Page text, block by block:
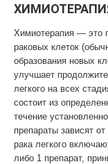
Химиотерапия — это
раковых клеток
образования новых
улучшает
легкого на всех
состоит из
течение
препараты зависят
рака легкого
либо 1 препарат,